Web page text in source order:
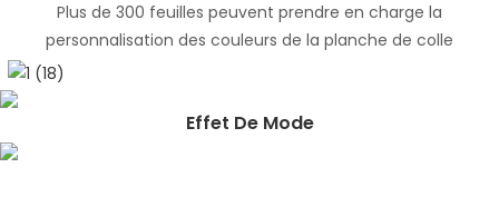
Plus de 300 feuilles peuvent prendre en charge la
personnalisation des couleurs de la planche de colle
Effet De Mode